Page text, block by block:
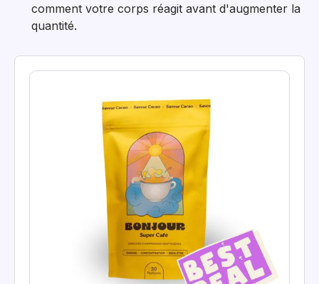
comment votre corps réagit avant d'augmenter la
quantité.